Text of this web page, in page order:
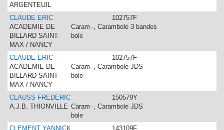
ARGENTEUIL
CLAUDE ERIC
102757F
ACADEMIE DE
BILLARD SAINT-
MAX / NANCY
Caram
bole
-, Carambole 3 bandes
CLAUDE ERIC
102757F
ACADEMIE DE
BILLARD SAINT-
MAX / NANCY
Caram
bole
-, Carambole JDS
CLAUSS FREDERIC
150579Y
A.J.B. THIONVILLE Caram
bole
-, Carambole JDS
CLEMENT YANNICK 143109F